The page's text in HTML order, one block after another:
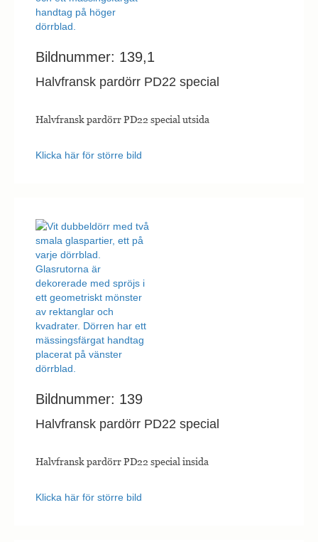
Bildnummer: 139,1
Halvfransk pardörr PD22 special
Halvfransk pardörr PD22 special utsida
Klicka här för större bild
Bildnummer: 139
Halvfransk pardörr PD22 special
Halvfransk pardörr PD22 special insida
Klicka här för större bild